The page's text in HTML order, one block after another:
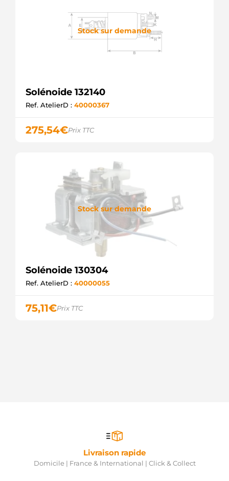
Stock sur demande
Solénoide 132140
Ref. AtelierD : 40000367
275,54€Prix TTC
Stock sur demande
Solénoide 130304
Ref. AtelierD : 40000055
75,11€Prix TTC
Livraison rapide
Domicile | France & International | Click & Collect